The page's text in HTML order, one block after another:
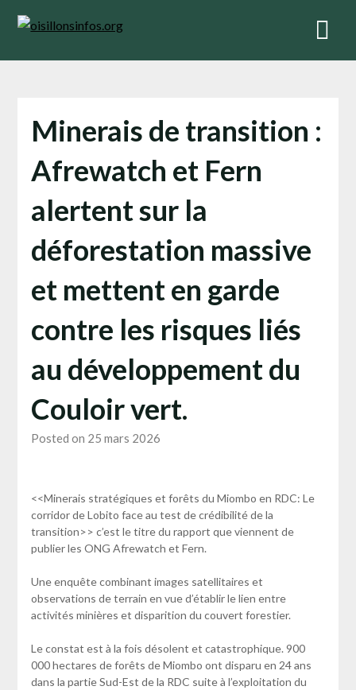
Minerais de transition :
Afrewatch et Fern
alertent sur la
déforestation massive
et mettent en garde
contre les risques liés
au développement du
Couloir vert.
Posted on 25 mars 2026
<<Minerais stratégiques et forêts du Miombo en RDC: Le
corridor de Lobito face au test de crédibilité de la
transition>> c’est le titre du rapport que viennent de
publier les ONG Afrewatch et Fern.
Une enquête combinant images satellitaires et
observations de terrain en vue d’établir le lien entre
activités minières et disparition du couvert forestier.
Le constat est à la fois désolent et catastrophique. 900
000 hectares de forêts de Miombo ont disparu en 24 ans
dans la partie Sud-Est de la RDC suite à l’exploitation du